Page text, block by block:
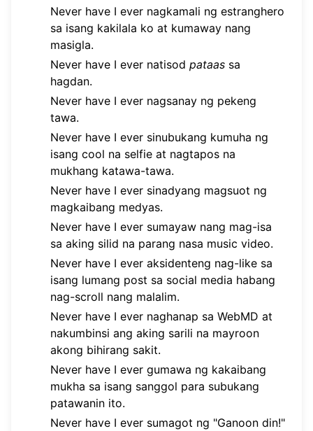
Never have I ever nagkamali ng estranghero
sa isang kakilala ko at kumaway nang
masigla.
Never have I ever natisod pataas sa
hagdan.
Never have I ever nagsanay ng pekeng
tawa.
Never have I ever sinubukang kumuha ng
isang cool na selfie at nagtapos na
mukhang katawa-tawa.
Never have I ever sinadyang magsuot ng
magkaibang medyas.
Never have I ever sumayaw nang mag-isa
sa aking silid na parang nasa music video.
Never have I ever aksidenteng nag-like sa
isang lumang post sa social media habang
nag-scroll nang malalim.
Never have I ever naghanap sa WebMD at
nakumbinsi ang aking sarili na mayroon
akong bihirang sakit.
Never have I ever gumawa ng kakaibang
mukha sa isang sanggol para subukang
patawanin ito.
Never have I ever sumagot ng "Ganoon din!"